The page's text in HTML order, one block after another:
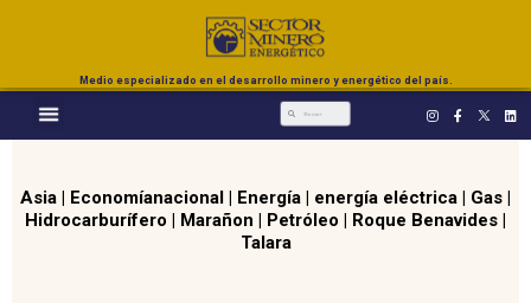
Medio especializado en el desarrollo minero y energético del país.
Asia | Economíanacional | Energía | energía eléctrica | Gas |
Hidrocarburífero | Marañon | Petróleo | Roque Benavides |
Talara